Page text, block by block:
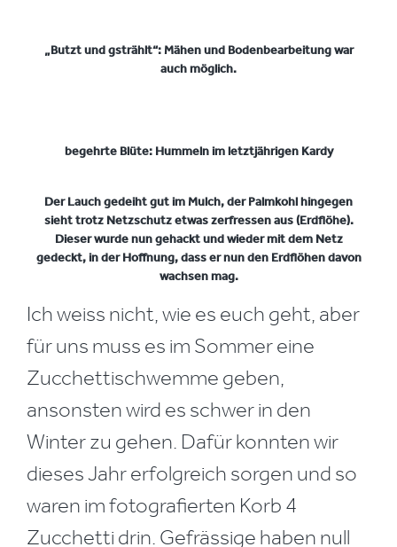
„Butzt und gstrählt“: Mähen und Bodenbearbeitung war
auch möglich.
begehrte Blüte: Hummeln im letztjährigen Kardy
Der Lauch gedeiht gut im Mulch, der Palmkohl hingegen
sieht trotz Netzschutz etwas zerfressen aus (Erdflöhe).
Dieser wurde nun gehackt und wieder mit dem Netz
gedeckt, in der Hoffnung, dass er nun den Erdflöhen davon
wachsen mag.
Ich weiss nicht, wie es euch geht, aber
für uns muss es im Sommer eine
Zucchettischwemme geben,
ansonsten wird es schwer in den
Winter zu gehen. Dafür konnten wir
dieses Jahr erfolgreich sorgen und so
waren im fotografierten Korb 4
Zucchetti drin. Gefrässige haben null